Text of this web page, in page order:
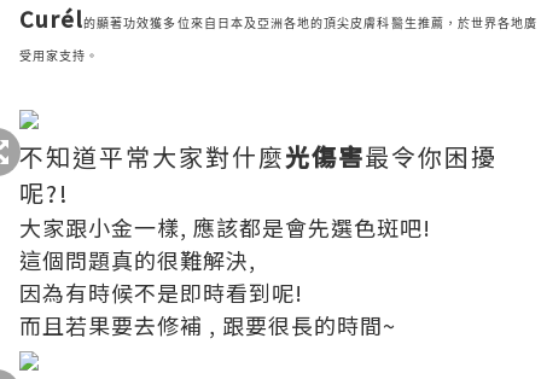
Curél的顯著功效獲多位來自日本及亞洲各地的頂尖皮膚科醫生推薦，於世界各地廣
受用家支持 。
不知道平常大家對什麼光傷害最令你困擾
呢?!
大家跟小金一樣, 應該都是會先選色斑吧!
這個問題真的很難解決,
因為有時候不是即時看到呢!
而且若果要去修補 , 跟要很長的時間~